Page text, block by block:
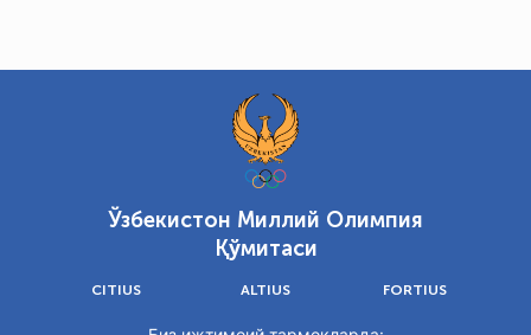
Ўзбекистон Миллий Олимпия
Қўмитаси
CITIUS ALTIUS FORTIUS